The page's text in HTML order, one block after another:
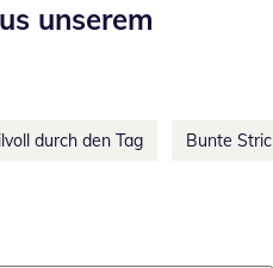
unserem
durch den Tag Bunte